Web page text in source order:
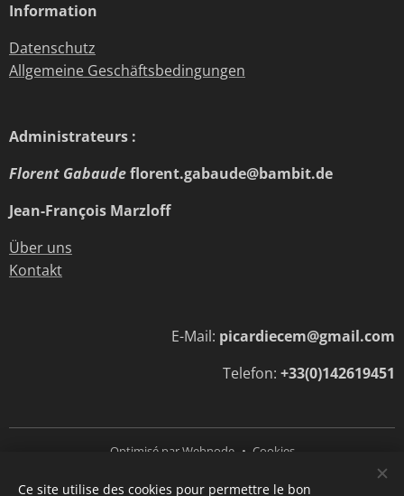
Information
Datenschutz
Allgemeine Geschäftsbedingungen
Administrateurs :
Florent Gabaudeflorent.gabaude@bambit.de
Jean-François Marzloff
Über uns
Kontakt
E-Mail: picardiecem@gmail.com
Telefon: +33(0)142619451
Optimisé parWebnode Cookies
Langues
Ce site utilise des cookies pour permettre le bon